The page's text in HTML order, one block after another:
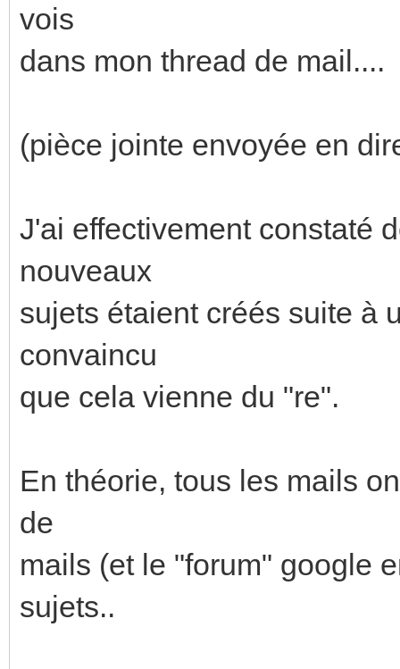
vois
dans mon thread de mail....
(pièce jointe envoyée en
J'ai effectivement constaté
nouveaux
sujets étaient créés suite à
convaincu
que cela vienne du "re".
En théorie, tous les mails
de
mails (et le "forum" google
sujets..